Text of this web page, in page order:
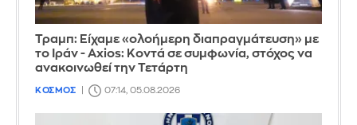
Τραμπ: Είχαμε «ολοήμερη διαπραγμάτευση» με
το Ιράν - Axios: Κοντά σε συμφωνία, στόχος να
ανακοινωθεί την Τετάρτη
ΚΟΣΜΟΣ 07:14, 05.08.2026